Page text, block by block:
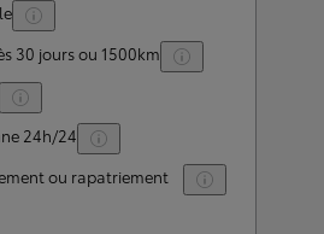
30 jours ou 1500km
24h/24
ou rapatriement